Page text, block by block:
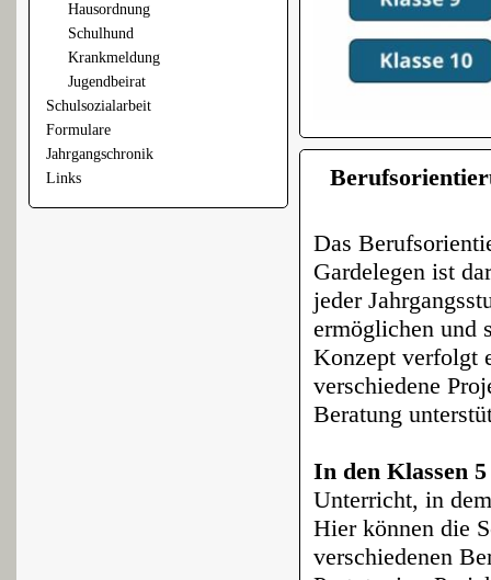
Hausordnung
Schulhund
Krankmeldung
Jugendbeirat
Schulsozialarbeit
Formulare
Jahrgangschronik
Links
Das
Gardelegen ist
jeder
ermöglichen und
Konzept verfolgt
verschiedene
Beratung
In den Klassen
Unterricht, in
Hier können die
verschiedenen